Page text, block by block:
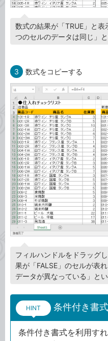
数式の結果が「TRUE」と
つのセルのデータは同じ」と
3 数式をコピーする
フィルハンドルをドラッグ
果が「FALSE」のセルが表
データが異なっている」と
HINT 条件付き書
条件付き書式を利用す